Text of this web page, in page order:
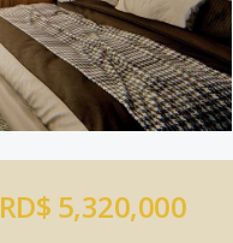
RD$ 5,320,000